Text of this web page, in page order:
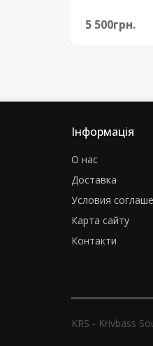
5 500грн.
Інформація
О нас
Доставка
Условия
Карта сайту
Контакти
KRS - Krivbass